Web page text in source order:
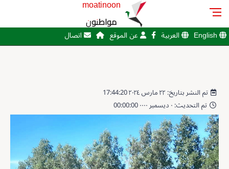
moatinoon
مواطنون
English العربية عن الموقع اتصال
تم النشر بتاريخ: ٢٢ مارس ٢٠٢٤ 17:44:20
تم التحديث: ٠ ديسمبر ٠٠٠٠ 00:00:00